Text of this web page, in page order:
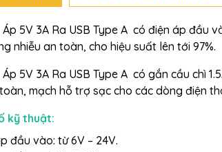
Áp 5V 3A Ra USB Type A có điện áp đầu
nhiễu an toàn, cho hiệu suất lên tới 97%.
Áp 5V 3A Ra USB Type A có gắn cầu chì
mạch hỗ trợ sạc cho các dòng điện
kỹ thuật:
đầu vào: từ 6V – 24V.